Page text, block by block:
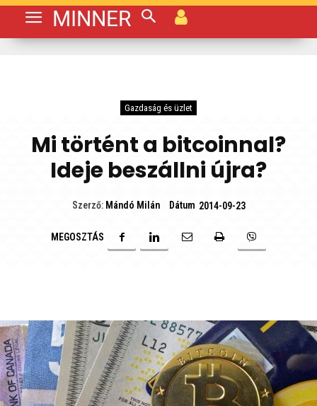
MINNER
Gazdaság és üzlet
Mi történt a bitcoinnal?
Ideje beszállni újra?
Szerző: Mándó Milán Dátum 2014-09-23
MEGOSZTÁS